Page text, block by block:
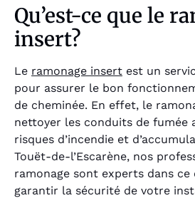
Qu’est-ce que le
insert?
Le ramonage insert est un
pour assurer le bon
de cheminée. En effet, le
nettoyer les conduits de fumée
risques d’incendie et
Touët-de-l’Escarène, nos
ramonage sont experts dans
garantir la sécurité de votre